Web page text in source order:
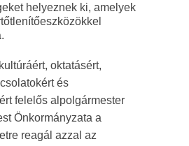
helyeznek ki, amelyek
kultúráért, oktatásért,
és
felelős alpolgármester
Önkormányzata a
reagál azzal az